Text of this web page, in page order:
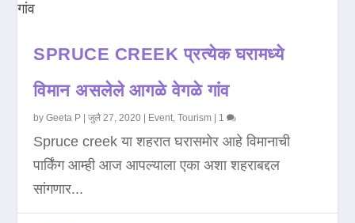
SPRUCE CREEK प्रत्येक घरामध्ये
विमान असलेले आगळे वेगळे गांव
byGeeta P |जुलै 27, 2020 Event,Tourism 1
Spruce creek या शहरात घरासमोर आहे विमानाची
पार्किंग आम्ही आज आपल्याला एका अशा शहराबद्दल
सांगणार...